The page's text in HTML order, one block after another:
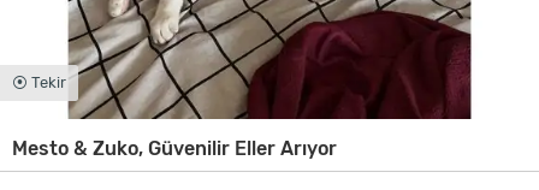
⦿ Tekir
Mesto & Zuko, Güvenilir Eller Arıyor